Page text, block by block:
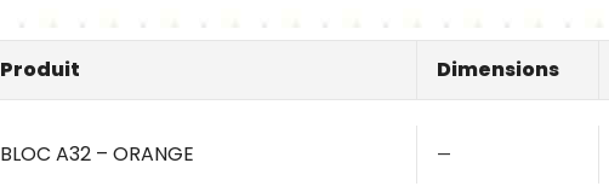
Produit Dimensions
BLOC A32 – ORANGE —